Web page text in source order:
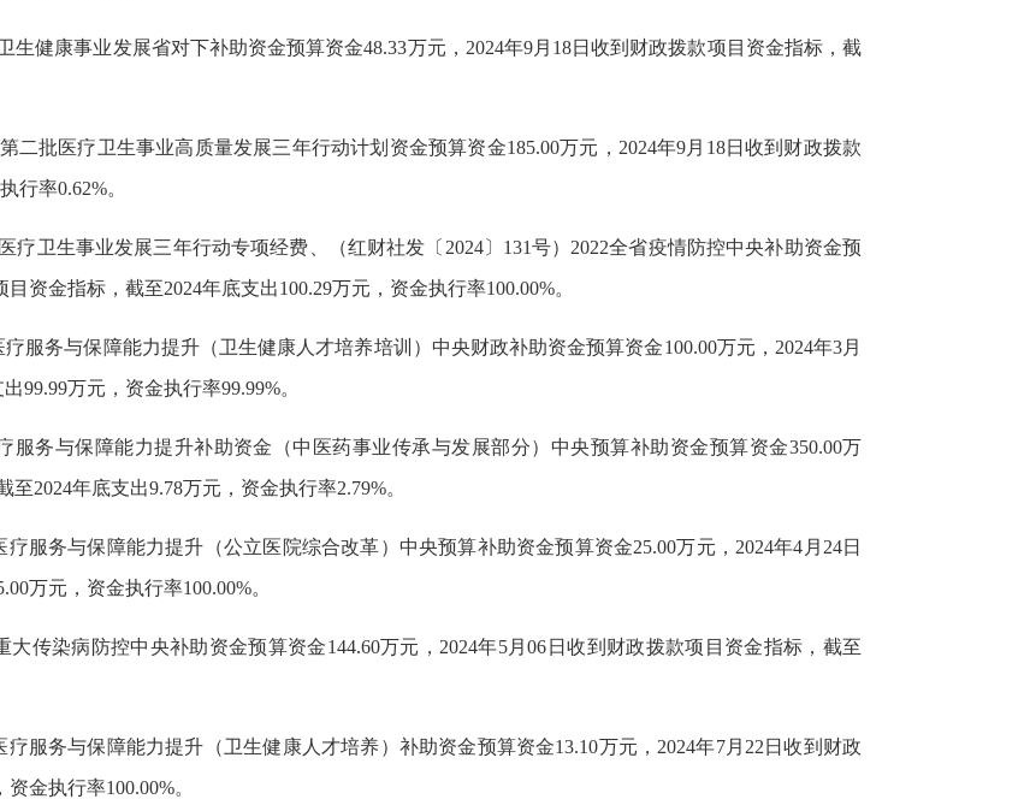
生健康事业发展省对下补助资金预算资金48.33万元，2024年9月18日收到财政拨款项目资金指标，截
二批医疗卫生事业高质量发展三年行动计划资金预算资金185.00万元，2024年9月18日收到财政拨款
行率0.62%。
疗卫生事业发展三年行动专项经费、（红财社发〔2024〕131号）2022全省疫情防控中央补助资金预
资金指标，截至2024年底支出100.29万元，资金执行率100.00%。
服务与保障能力提升（卫生健康人才培养培训）中央财政补助资金预算资金100.00万元，2024年3月
99.99万元，资金执行率99.99%。
服务与保障能力提升补助资金（中医药事业传承与发展部分）中央预算补助资金预算资金350.00万
2024年底支出9.78万元，资金执行率2.79%。
疗服务与保障能力提升（公立医院综合改革）中央预算补助资金预算资金25.00万元，2024年4月24日
万元，资金执行率100.00%。
大传染病防控中央补助资金预算资金144.60万元，2024年5月06日收到财政拨款项目资金指标，截至
疗服务与保障能力提升（卫生健康人才培养）补助资金预算资金13.10万元，2024年7月22日收到财政
金执行率100.00%。